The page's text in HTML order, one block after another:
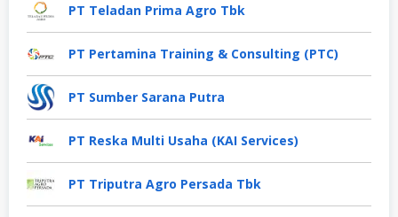
PT Teladan Prima Agro Tbk
PT Pertamina Training & Consulting (PTC)
PT Sumber Sarana Putra
PT Reska Multi Usaha (KAI Services)
PT Triputra Agro Persada Tbk